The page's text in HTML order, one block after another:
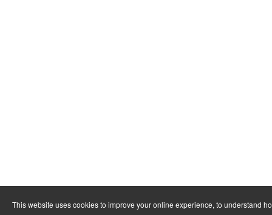
This website uses cookies to improve your online experience, to understand